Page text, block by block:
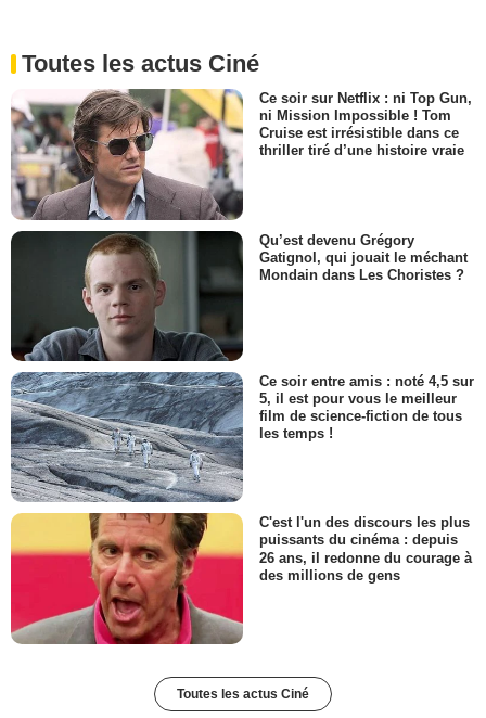
Toutes les actus Ciné
Ce soir sur Netflix : ni Top Gun,
ni Mission Impossible ! Tom
Cruise est irrésistible dans ce
thriller tiré d’une histoire vraie
Qu’est devenu Grégory
Gatignol, qui jouait le méchant
Mondain dans Les Choristes ?
Ce soir entre amis : noté 4,5 sur
5, il est pour vous le meilleur
film de science-fiction de tous
les temps !
C'est l'un des discours les plus
puissants du cinéma : depuis
26 ans, il redonne du courage à
des millions de gens
Toutes les actus Ciné